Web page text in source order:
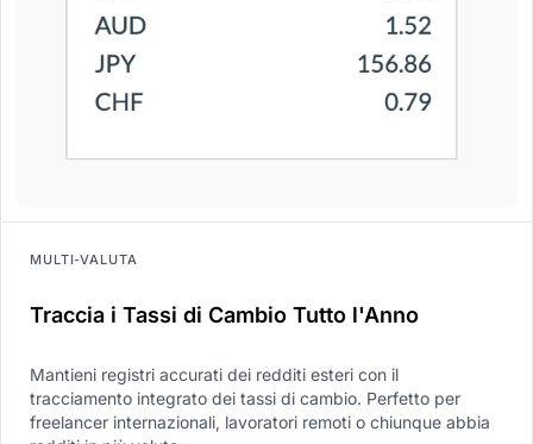
MULTI-VALUTA
Traccia i Tassi di Cambio Tutto l'Anno
Mantieni registri accurati dei redditi esteri con il
tracciamento integrato dei tassi di cambio. Perfetto per
freelancer internazionali, lavoratori remoti o chiunque abbia